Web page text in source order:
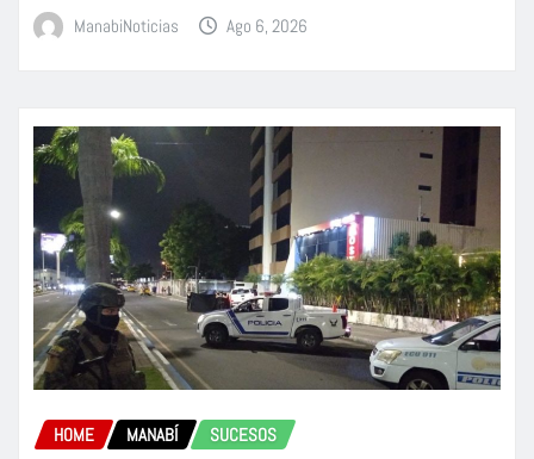
ManabiNoticias Ago 6, 2026
HOME MANABÍ SUCESOS